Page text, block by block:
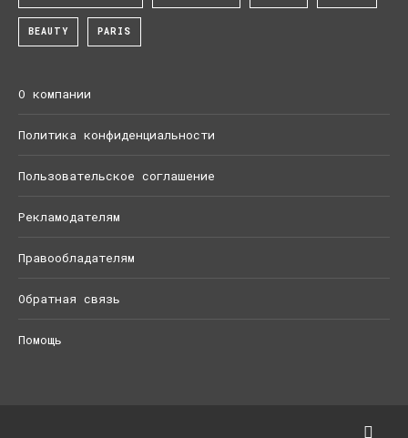
BEAUTY PARIS
О компании
Политика конфиденциальности
Пользовательское соглашение
Рекламодателям
Правообладателям
Обратная связь
Помощь